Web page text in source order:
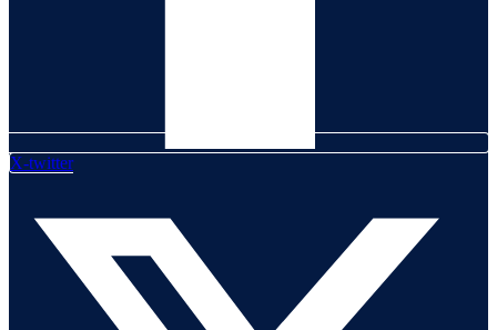
X-twitter